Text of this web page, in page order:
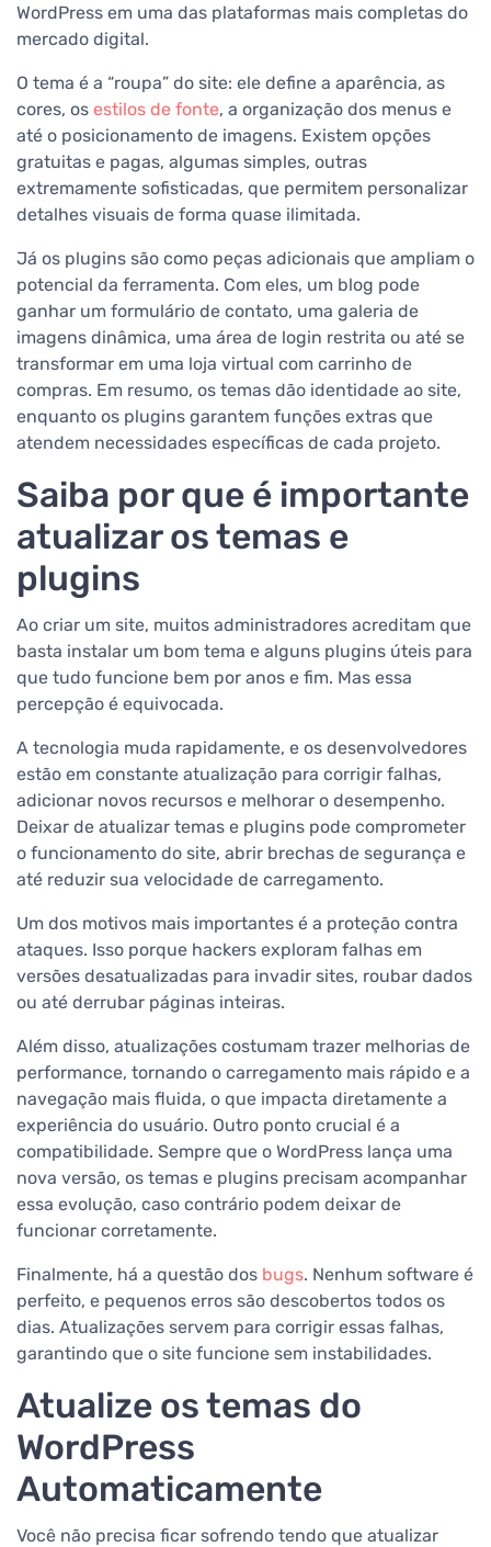
WordPress em uma das plataformas mais completas do
mercado digital.
O tema é a “roupa” do site: ele define a aparência, as
cores, os estilos de fonte, a organização dos menus e
até o posicionamento de imagens. Existem opções
gratuitas e pagas, algumas simples, outras
extremamente sofisticadas, que permitem personalizar
detalhes visuais de forma quase ilimitada.
Já os plugins são como peças adicionais que ampliam o
potencial da ferramenta. Com eles, um blog pode
ganhar um formulário de contato, uma galeria de
imagens dinâmica, uma área de login restrita ou até se
transformar em uma loja virtual com carrinho de
compras. Em resumo, os temas dão identidade ao site,
enquanto os plugins garantem funções extras que
atendem necessidades específicas de cada projeto.
Saiba por que é importante
atualizar os temas e
plugins
Ao criar um site, muitos administradores acreditam que
basta instalar um bom tema e alguns plugins úteis para
que tudo funcione bem por anos e fim. Mas essa
percepção é equivocada.
A tecnologia muda rapidamente, e os desenvolvedores
estão em constante atualização para corrigir falhas,
adicionar novos recursos e melhorar o desempenho.
Deixar de atualizar temas e plugins pode comprometer
o funcionamento do site, abrir brechas de segurança e
até reduzir sua velocidade de carregamento.
Um dos motivos mais importantes é a proteção contra
ataques. Isso porque hackers exploram falhas em
versões desatualizadas para invadir sites, roubar dados
ou até derrubar páginas inteiras.
Além disso, atualizações costumam trazer melhorias de
performance, tornando o carregamento mais rápido e a
navegação mais fluida, o que impacta diretamente a
experiência do usuário. Outro ponto crucial é a
compatibilidade. Sempre que o WordPress lança uma
nova versão, os temas e plugins precisam acompanhar
essa evolução, caso contrário podem deixar de
funcionar corretamente.
Finalmente, há a questão dos bugs. Nenhum software é
perfeito, e pequenos erros são descobertos todos os
dias. Atualizações servem para corrigir essas falhas,
garantindo que o site funcione sem instabilidades.
Atualize os temas do
WordPress
Automaticamente
Você não precisa ficar sofrendo tendo que atualizar